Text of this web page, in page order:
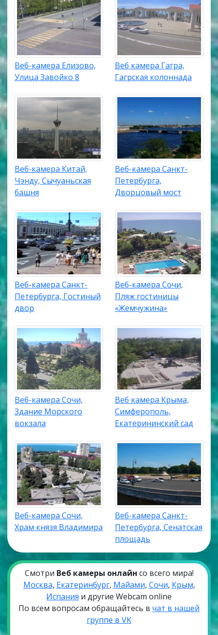
Веб-камера Елизово,
Улица Завойко 8
Веб камера Гагра,
Гагрская колоннада
Веб-камера Китай,
Чэнду, Сычуаньская
башня
Веб-камера Санкт-
Петербурга,
Дворцовый мост
Веб-камера Санкт-
Петербурга, Гостиный
двор
Веб-камера Сочи,
Пляж гостиницы
«Жемчужина»
Веб-камера Сочи,
Здание Морского
вокзала
Веб камера Крыма,
Симферополь,
Екатерининский сад
Веб-камера Сочи,
Храм князя Владимира
Веб-камера Санкт-
Петербурга, Сенатская
площадь
Смотри Веб камеры онлайн со всего мира!
Москва, Екатеринбург, Майами, Сочи, Крым,
Испания и другие Webcam online
По всем вопросам обращайтесь в чат в нашей
группе в VK